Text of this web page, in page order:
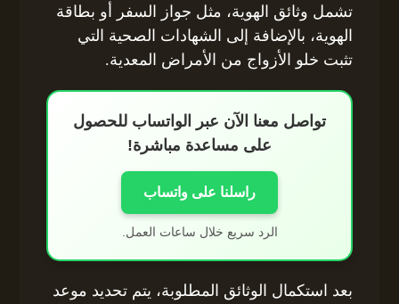
تشمل وثائق الهوية، مثل جواز السفر أو بطاقة
الهوية، بالإضافة إلى الشهادات الصحية التي
تثبت خلو الأزواج من الأمراض المعدية.
تواصل معنا الآن عبر الواتساب للحصول
على مساعدة مباشرة!
راسلنا على واتساب
الرد سريع خلال ساعات العمل.
بعد استكمال الوثائق المطلوبة، يتم تحديد موعد